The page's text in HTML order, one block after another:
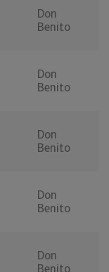
Don
Benito
Don
Benito
Don
Benito
Don
Benito
Don
Benito